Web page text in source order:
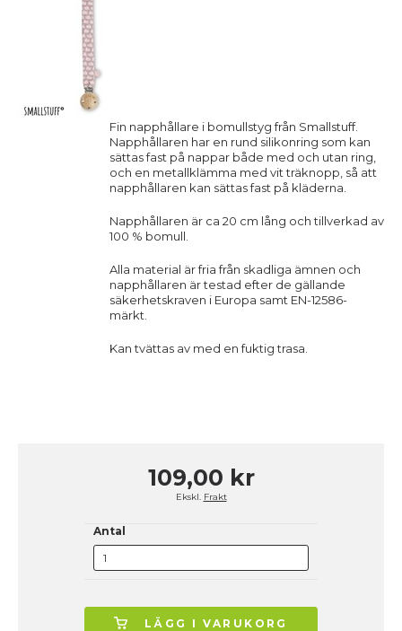
Fin napphållare i bomullstyg från Smallstuff.
Napphållaren har en rund silikonring som kan
sättas fast på nappar både med och utan ring,
och en metallklämma med vit träknopp, så att
napphållaren kan sättas fast på kläderna.
Napphållaren är ca 20 cm lång och tillverkad av
100 % bomull.
Alla material är fria från skadliga ämnen och
napphållaren är testad efter de gällande
säkerhetskraven i Europa samt EN-12586-
märkt.
Kan tvättas av med en fuktig trasa.
109,00 kr
Ekskl. Frakt
Antal
LÄGG I VARUKORG